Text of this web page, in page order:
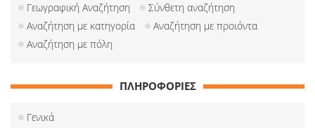
Γεωγραφική Αναζήτηση
Σύνθετη αναζήτηση
Αναζήτηση με κατηγορία
Αναζήτηση με προιόντα
Αναζήτηση με πόλη
ΠΛΗΡΟΦΟΡΙΕΣ
Γενικά